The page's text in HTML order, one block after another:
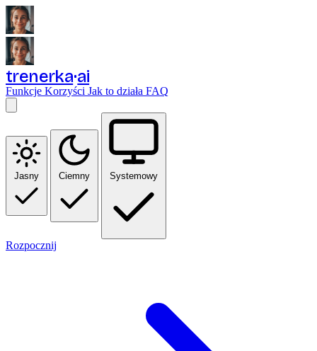
trenerka ai
Funkcje Korzyści Jak to działa FAQ
Jasny Ciemny Systemowy
Rozpocznij